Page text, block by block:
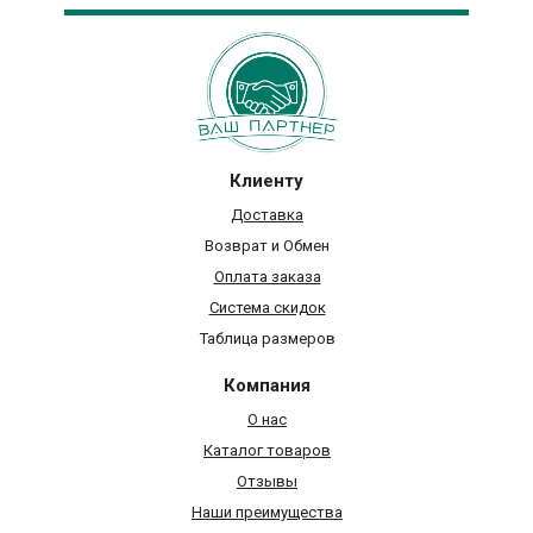
Доставка
Возврат и Обмен
Система скидок
Таблица размеров
Оплата заказа
Клиенту
О нас
Каталог товаров
Наши преимущества
Отзывы
Компания